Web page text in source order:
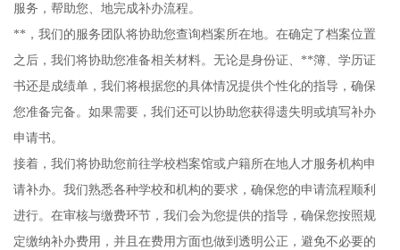
服务，帮助您、地完成补办流程。
**，我们的服务团队将协助您查询档案所在地。在确定了档案位置
之后，我们将协助您准备相关材料。无论是身份证、**簿、学历证
书还是成绩单，我们将根据您的具体情况提供个性化的指导，确保
您准备完备。如果需要，我们还可以协助您获得遗失明或填写补办
申请书。
接着，我们将协助您前往学校档案馆或户籍所在地人才服务机构申
请补办。我们熟悉各种学校和机构的要求，确保您的申请流程顺利
进行。在审核与缴费环节，我们会为您提供的指导，确保您按照规
定缴纳补办费用，并且在费用方面也做到透明公正，避免不必要的